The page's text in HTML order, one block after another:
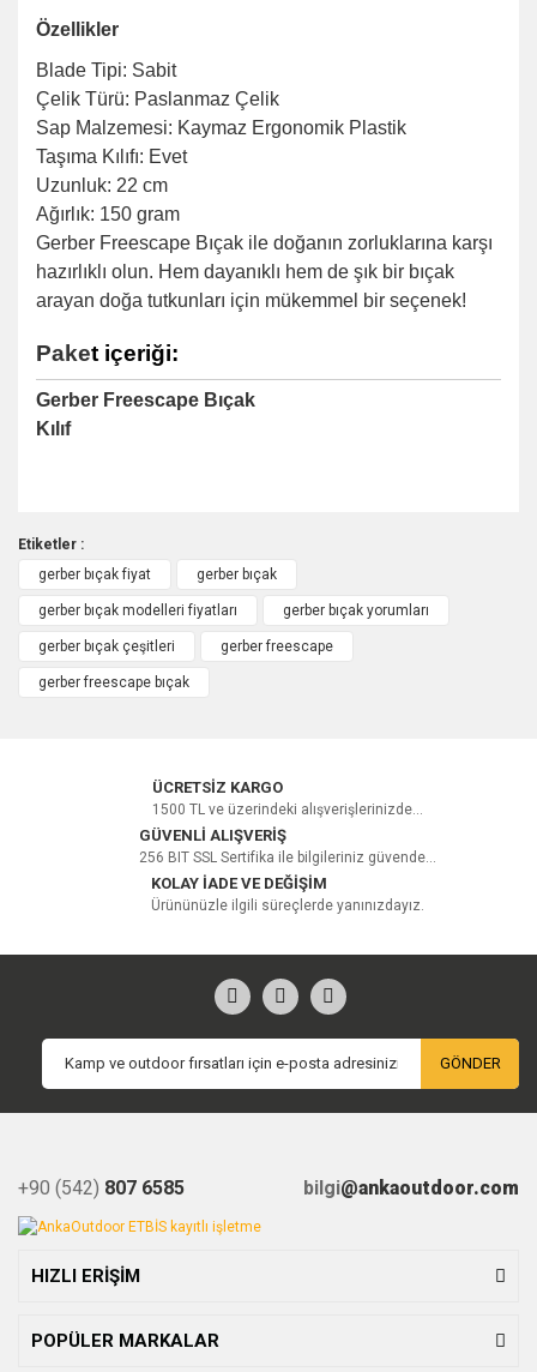
Özellikler
Blade Tipi: Sabit
Çelik Türü: Paslanmaz Çelik
Sap Malzemesi: Kaymaz Ergonomik Plastik
Taşıma Kılıfı: Evet
Uzunluk: 22 cm
Ağırlık: 150 gram
Gerber Freescape Bıçak ile doğanın zorluklarına karşı
hazırlıklı olun. Hem dayanıklı hem de şık bir bıçak
arayan doğa tutkunları için mükemmel bir seçenek!
Paket içeriği:
Gerber Freescape Bıçak
Kılıf
Bu ürüne ilk yorumu siz yapın!
Etiketler :
gerber bıçak fiyat
gerber bıçak
gerber bıçak modelleri fiyatları gerber bıçak yorumları
gerber bıçak çeşitleri gerber freescape
gerber freescape bıçak
ÜCRETSİZ KARGO
1500 TL ve üzerindeki alışverişlerinizde...
GÜVENLİ ALIŞVERİŞ
256 BIT SSL Sertifika ile bilgileriniz güvende...
KOLAY İADE VE DEĞİŞİM
Ürününüzle ilgili süreçlerde yanınızdayız.
GÖNDER
+90 (542) 807 6585 bilgi@ankaoutdoor.com
HIZLI ERİŞİM
POPÜLER MARKALAR